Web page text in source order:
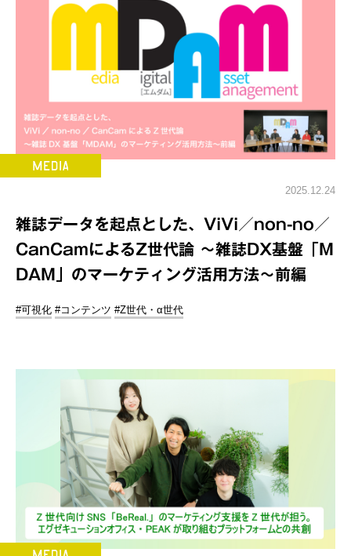
2025.12.24
雑誌データを起点とした、ViVi／non-no／
CanCamによるZ世代論 ～雑誌DX基盤「M
DAM」のマーケティング活用方法～前編
#可視化 #コンテンツ #Z世代・α世代